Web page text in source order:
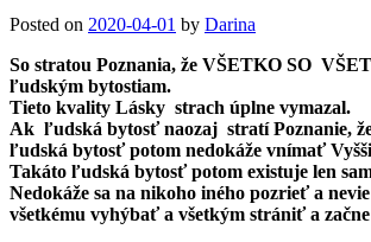
Posted on 2020-04-01 by Darina
So stratou Poznania, že VŠETKO SO
ľudským bytostiam.
Tieto kvality Lásky strach úplne vymazal.
Ak ľudská bytosť naozaj stratí Poznanie,
ľudská bytosť potom nedokáže vnímať
Takáto ľudská bytosť potom existuje len
Nedokáže sa na nikoho iného pozrieť a
všetkému vyhýbať a všetkým strániť a